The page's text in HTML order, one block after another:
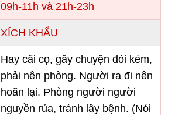
09h-11h và 21h-23h
XÍCH KHẨU
Hay cãi cọ, gây chuyện đói kém,
phải nên phòng. Người ra đi nên
hoãn lại. Phòng người người
nguyền rủa, tránh lây bệnh. (Nói